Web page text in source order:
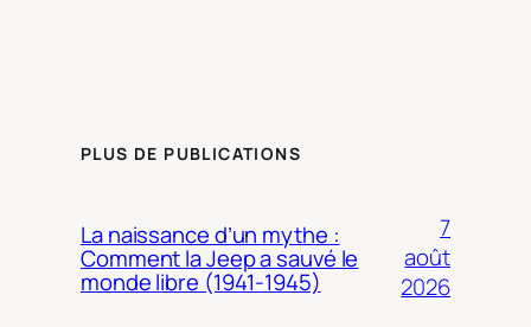
PLUS DE PUBLICATIONS
La naissance d’un mythe :
Comment la Jeep a sauvé le
monde libre (1941-1945)
7
août
2026